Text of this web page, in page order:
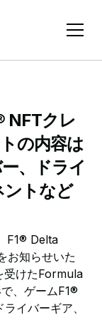
NFTクレ
の内容は
、ドライ
ントなど
F1® Delta
お知らせいた
受けたFormula
、ゲームF1®
イバーギア、